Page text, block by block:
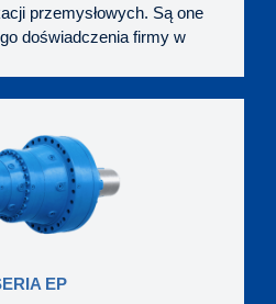
przemysłowych. Są one
doświadczenia firmy w
w połączeniu z
komponentami i
pozwala na
obciążeniami.
w eksploatacji i
EP